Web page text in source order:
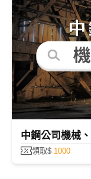
中鋼公司機械
領取$ 1000